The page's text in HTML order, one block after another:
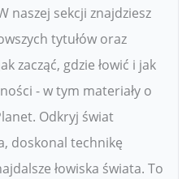
naszej sekcji znajdziesz
tytułów oraz
zacząć, gdzie łowić i jak
- w tym materiały o
Odkryj świat
doskonal technikę
łowiska świata. To